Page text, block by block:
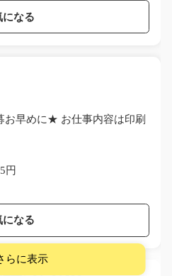
になる
早めに★ お仕事内容は印刷
円
になる